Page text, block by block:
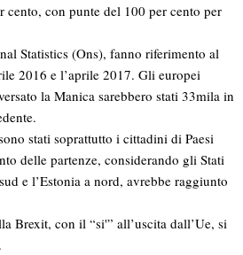
cento, con punte del 100 per cento per
Statistics (Ons), fanno riferimento al
2016 e l’aprile 2017. Gli europei
la Manica sarebbero stati 33mila in
stati soprattutto i cittadini di Paesi
delle partenze, considerando gli Stati
e l’Estonia a nord, avrebbe raggiunto
Brexit, con il “si'” all’uscita dall’Ue, si